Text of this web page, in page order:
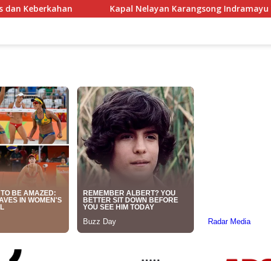
Nelayan Karangsong Indramayu Terbakar Dilalap Si Jago